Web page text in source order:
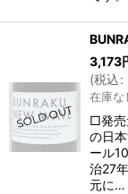
3,173
(税込:
在庫な
□発売
の日
ール
治27
元に…